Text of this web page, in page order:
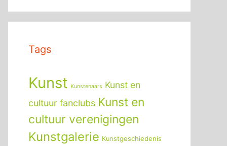
Tags
Kunst Kunstenaars Kunst en
cultuur fanclubs Kunst en
cultuur verenigingen
Kunstgalerie Kunstgeschiedenis